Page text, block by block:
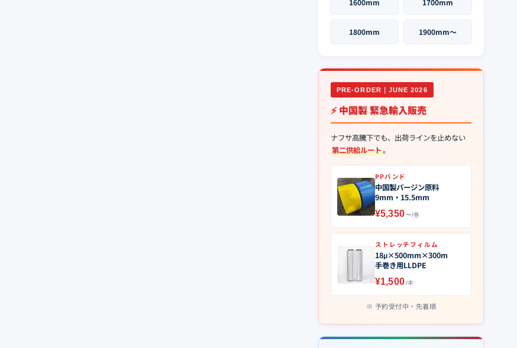
1600mm 1700mm
1800mm 1900mm〜
PRE-ORDER｜JUNE 2026
⚡ 中国製 緊急輸入販売
ナフサ高騰下でも、出荷ラインを止めない
第二供給ルート。
PPバンド
中国製バージン原料
9mm・15.5mm
¥5,350〜/巻
ストレッチフィルム
18μ×500mm×300m
手巻き用LLDPE
¥1,500/本
予約受付中・先着順